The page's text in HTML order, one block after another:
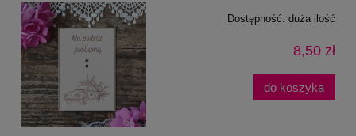
Dostępność: duża ilość
8,50 zł
do koszyka